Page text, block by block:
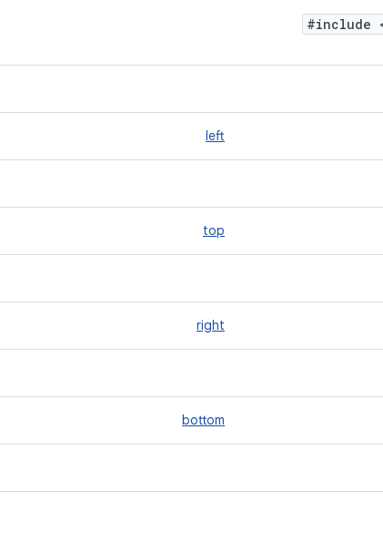
#include
left
top
right
bottom